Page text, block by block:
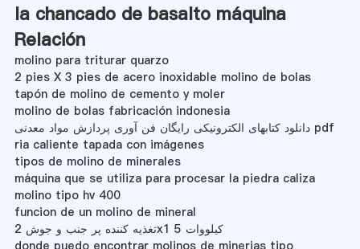
la chancado de basalto máquina
Relación
molino para triturar quarzo
2 pies X 3 pies de acero inoxidable molino de bolas
tapón de molino de cemento y moler
molino de bolas fabricación indonesia
دانلود کتابهای الکترونیکی رایگان فن آوری پردازش مواد معدنی pdf
ria caliente tapada con imágenes
tipos de molino de minerales
máquina que se utiliza para procesar la piedra caliza
molino tipo hv 400
funcion de un molino de mineral
تغذیه کننده پر جنب و جوش 2x1 5 کیلووات
donde puedo encontrar molinos de minerias tipo